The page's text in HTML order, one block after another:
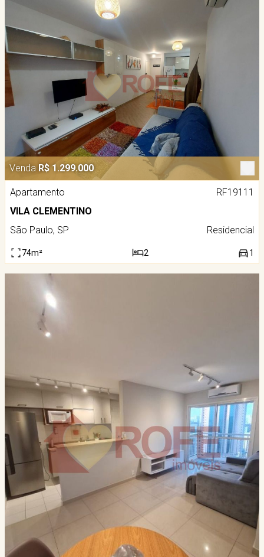
Venda R$ 1.299.000
Apartamento
RF19111
VILA CLEMENTINO
São Paulo, SP
Residencial
74m² 2 1